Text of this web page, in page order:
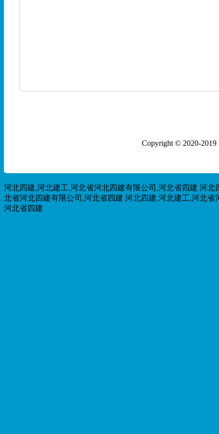
Copyright © 2020-
河北四建,河北建工,河北省河北四建有限公司,河北省四建 河北
北省河北四建有限公司,河北省四建 河北四建,河北建工,河北省
河北省四建